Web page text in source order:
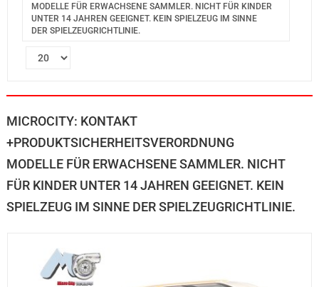
MODELLE FÜR ERWACHSENE SAMMLER. NICHT FÜR KINDER
UNTER 14 JAHREN GEEIGNET. KEIN SPIELZEUG IM SINNE
DER SPIELZEUGRICHTLINIE.
MICROCITY: KONTAKT
+PRODUKTSICHERHEITSVERORDNUNG
MODELLE FÜR ERWACHSENE SAMMLER. NICHT
FÜR KINDER UNTER 14 JAHREN GEEIGNET. KEIN
SPIELZEUG IM SINNE DER SPIELZEUGRICHTLINIE.